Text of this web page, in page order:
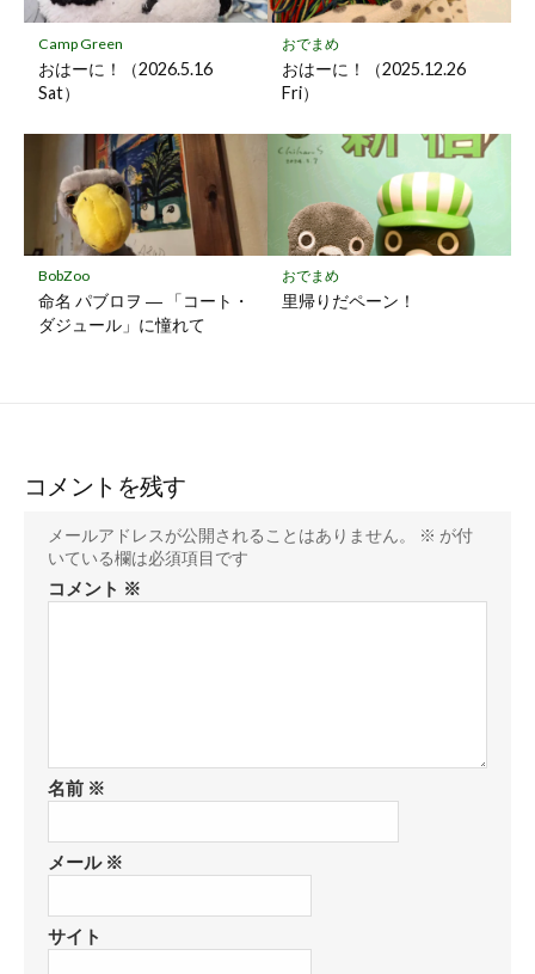
Camp Green
おはーに！（2026.5.16
Sat）
おでまめ
おはーに！（2025.12.26
Fri）
BobZoo
命名 パブロヲ ― 「コート・
ダジュール」に憧れて
おでまめ
里帰りだペーン！
コメントを残す
メールアドレスが公開されることはありません。 ※ が付
いている欄は必須項目です
コメント ※
名前 ※
メール ※
サイト